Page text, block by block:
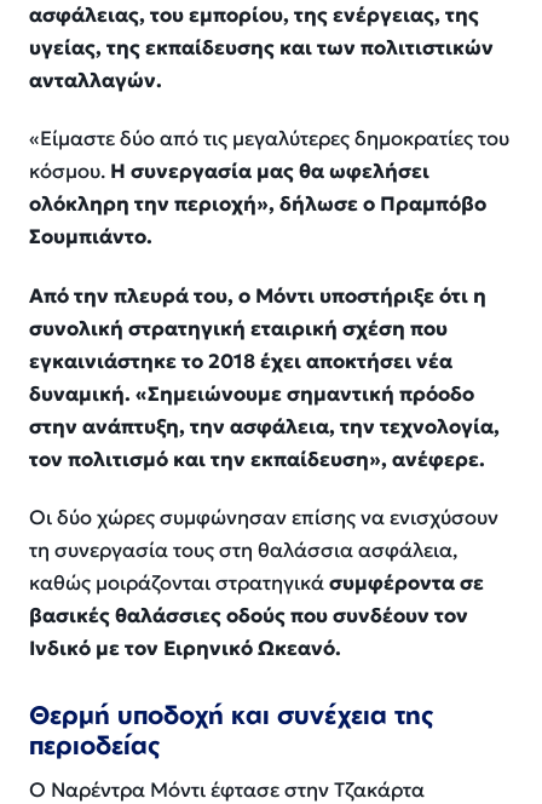
ασφάλειας, του εμπορίου, της ενέργειας, της
υγείας, της εκπαίδευσης και των πολιτιστικών
ανταλλαγών.
«Είμαστε δύο από τις μεγαλύτερες δημοκρατίες του
κόσμου. Η συνεργασία μας θα ωφελήσει
ολόκληρη την περιοχή», δήλωσε ο Πραμπόβο
Σουμπιάντο.
Από την πλευρά του, ο Μόντι υποστήριξε ότι η
συνολική στρατηγική εταιρική σχέση που
εγκαινιάστηκε το 2018 έχει αποκτήσει νέα
δυναμική. «Σημειώνουμε σημαντική πρόοδο
στην ανάπτυξη, την ασφάλεια, την τεχνολογία,
τον πολιτισμό και την εκπαίδευση», ανέφερε.
Οι δύο χώρες συμφώνησαν επίσης να ενισχύσουν
τη συνεργασία τους στη θαλάσσια ασφάλεια,
καθώς μοιράζονται στρατηγικάσυμφέροντα σε
βασικές θαλάσσιες οδούς που συνδέουν τον
Ινδικό με τον Ειρηνικό Ωκεανό.
Θερμή υποδοχή και συνέχεια της
περιοδείας
Ο Ναρέντρα Μόντι έφτασε στην Τζακάρτα